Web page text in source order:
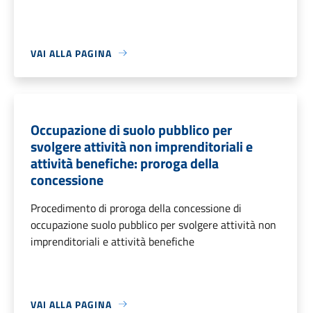
VAI ALLA PAGINA
Occupazione di suolo pubblico per
svolgere attività non imprenditoriali e
attività benefiche: proroga della
concessione
Procedimento di proroga della concessione di
occupazione suolo pubblico per svolgere attività non
imprenditoriali e attività benefiche
VAI ALLA PAGINA